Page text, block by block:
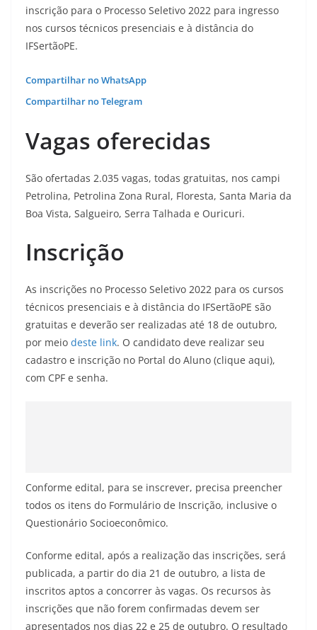
inscrição para o Processo Seletivo 2022 para ingresso
nos cursos técnicos presenciais e à distância do
IFSertãoPE.
Compartilhar no WhatsApp
Compartilhar no Telegram
Vagas oferecidas
São ofertadas 2.035 vagas, todas gratuitas, nos campi
Petrolina, Petrolina Zona Rural, Floresta, Santa Maria da
Boa Vista, Salgueiro, Serra Talhada e Ouricuri.
Inscrição
As inscrições no Processo Seletivo 2022 para os cursos
técnicos presenciais e à distância do IFSertãoPE são
gratuitas e deverão ser realizadas até 18 de outubro,
por meio deste link. O candidato deve realizar seu
cadastro e inscrição no Portal do Aluno (clique aqui),
com CPF e senha.
Conforme edital, para se inscrever, precisa preencher
todos os itens do Formulário de Inscrição, inclusive o
Questionário Socioeconômico.
Conforme edital, após a realização das inscrições, será
publicada, a partir do dia 21 de outubro, a lista de
inscritos aptos a concorrer às vagas. Os recursos às
inscrições que não forem confirmadas devem ser
apresentados nos dias 22 e 25 de outubro. O resultado